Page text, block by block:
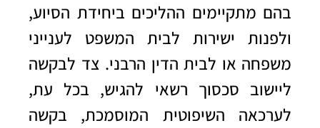
בהם מתקיימים ההליכים ביחידת הסיוע,
ולפנות ישירות לבית המשפט לענייני
משפחה או לבית הדין הרבני. צד לבקשה
ליישוב סכסוך רשאי להגיש, בכל עת,
לערכאה השיפוטית המוסמכת, בקשה